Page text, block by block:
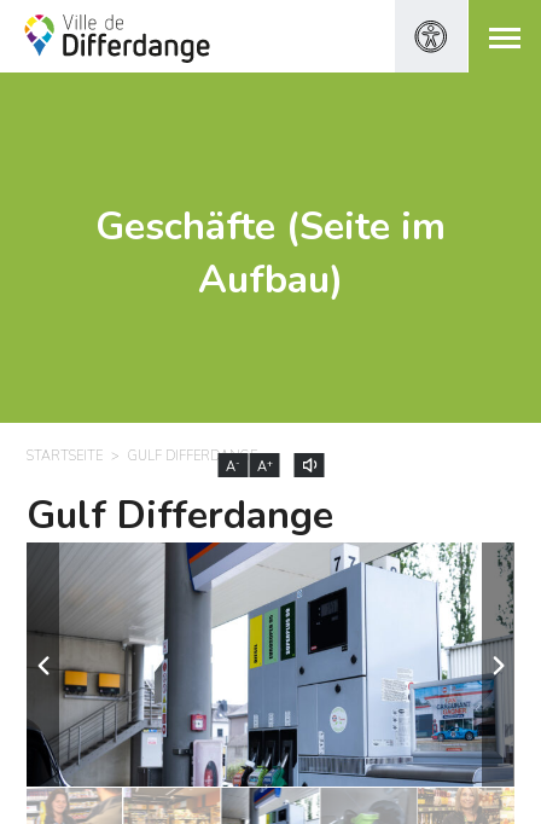
Geschäfte (Seite im
Aufbau)
STARTSEITE GULF DIFFERDANGE
A- A+
Gulf Differdange